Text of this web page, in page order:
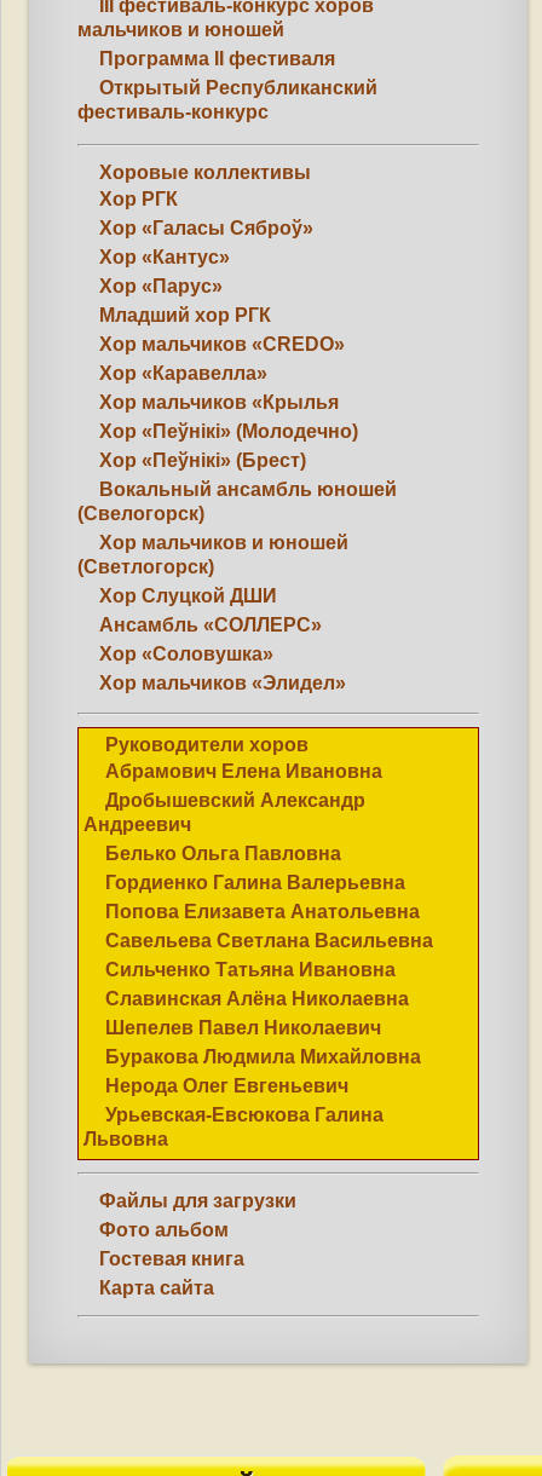
III фестиваль-конкурс хоров
мальчиков и юношей
Программа II фестиваля
Открытый Республиканский
фестиваль-конкурс
Хоровые коллективы
Хор РГК
Хор «Галасы Сяброў»
Хор «Кантус»
Хор «Парус»
Младший хор РГК
Хор мальчиков «CREDO»
Хор «Каравелла»
Хор мальчиков «Крылья
Хор «Пеўнікі» (Молодечно)
Хор «Пеўнікі» (Брест)
Вокальный ансамбль юношей
(Свелогорск)
Хор мальчиков и юношей
(Светлогорск)
Хор Слуцкой ДШИ
Ансамбль «СОЛЛЕРС»
Хор «Соловушка»
Хор мальчиков «Элидел»
Руководители хоров
Абрамович Елена Ивановна
Дробышевский Александр
Андреевич
Белько Ольга Павловна
Гордиенко Галина Валерьевна
Попова Елизавета Анатольевна
Савельева Светлана Васильевна
Сильченко Татьяна Ивановна
Славинская Алёна Николаевна
Шепелев Павел Николаевич
Буракова Людмила Михайловна
Нерода Олег Евгеньевич
Урьевская-Евсюкова Галина
Львовна
Файлы для загрузки
Фото альбом
Гостевая книга
Карта сайта